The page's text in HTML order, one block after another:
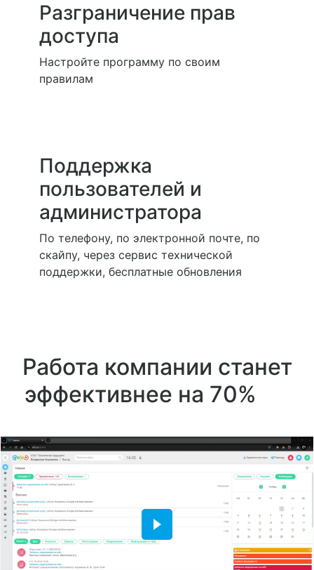
Разграничение прав
доступа
Настройте программу по своим
правилам
Поддержка
пользователей и
администратора
По телефону, по электронной почте, по
скайпу, через сервис технической
поддержки, бесплатные обновления
Работа компании станет
эффективнее на 70%